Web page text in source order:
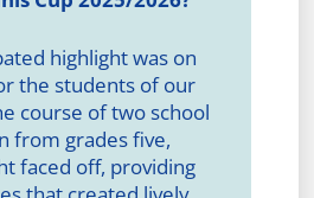
highlight was on
the students of our
course of two school
from grades five,
faced off, providing